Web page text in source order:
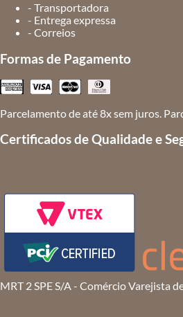
- Transportadora
- Entrega expressa
- Correios
Formas de Pagamento
Parcelamento de até 8x sem juros.
Certificados de Qualidade e
MRT 2 SPE S/A - Comércio Varejista